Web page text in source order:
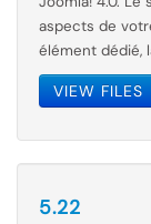
aspects de
élément dédié,
VIEW FILES
5.22